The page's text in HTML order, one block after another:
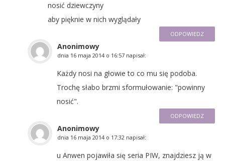
nosić dziewczyny
aby pięknie w nich wyglądały
ODPOWIEDZ
Anonimowy
dnia 16 maja 2014 o 16:57 napisał:
Każdy nosi na głowie to co mu się podoba.
Trochę słabo brzmi sformułowanie: "powinny
nosić".
ODPOWIEDZ
Anonimowy
dnia 16 maja 2014 o 17:32 napisał:
u Anwen pojawiła się seria PIW, znajdziesz ją w